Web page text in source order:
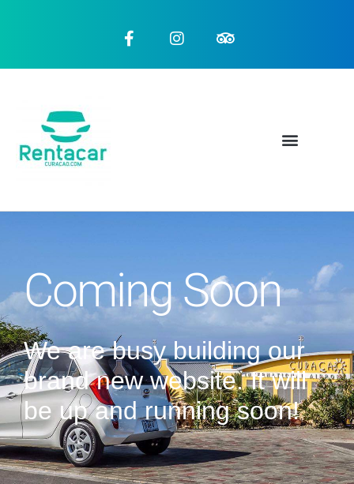
Coming Soon
We are busy building our
brand new website. It will
be up and running soon!